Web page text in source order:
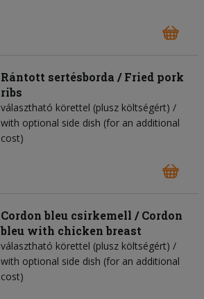
Rántott sertésborda / Fried pork
ribs
választható körettel (plusz költségért) /
with optional side dish (for an additional
cost)
Cordon bleu csirkemell / Cordon
bleu with chicken breast
választható körettel (plusz költségért) /
with optional side dish (for an additional
cost)